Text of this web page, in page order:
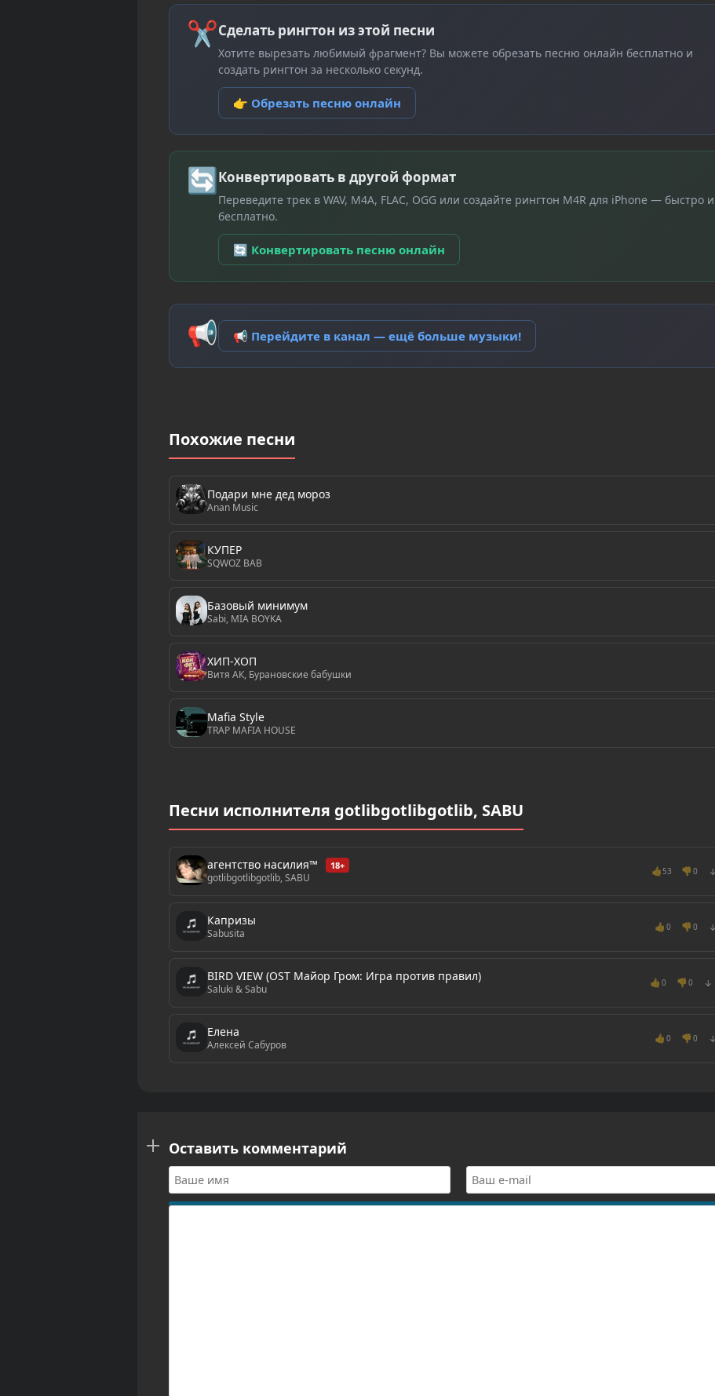
✂Сделать рингтон из этой песни
Хотите вырезать любимый фрагмент? Вы можете обрезать песню онлайн бесплатно и
создать рингтон за несколько секунд.
👉 Обрезать песню онлайн
🔄Конвертировать в другой формат
Переведите трек в WAV, M4A, FLAC, OGG или создайте рингтон M4R для iPhone — быстро и
бесплатно.
🔄 Конвертировать песню онлайн
📢 📢 Перейдите в канал — ещё больше музыки!
Похожие песни
Подари мне дед мороз
Anan Music
КУПЕР
SQWOZ BAB
Базовый минимум
Sabi, MIA BOYKA
ХИП-ХОП
Витя АК, Бурановские бабушки
Mafia Style
TRAP MAFIA HOUSE
Песни исполнителя gotlibgotlibgotlib, SABU
агентство насилия™ 18+
gotlibgotlibgotlib, SABU
👍53 👎 0 ↓
Капризы
Sabusita
👍 0 👎 0 ↓
BIRD VIEW (OST Майор Гром: Игра против правил)
Saluki & Sabu
👍 0 👎 0 ↓
Елена
Алексей Сабуров
👍 0 👎 0 ↓
Оставить комментарий